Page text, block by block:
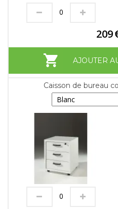
209
AJOUTER
Caisson de bureau